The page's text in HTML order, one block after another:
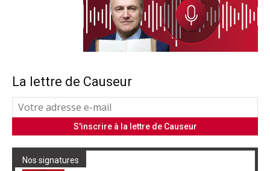
La lettre de Causeur
Nos signatures